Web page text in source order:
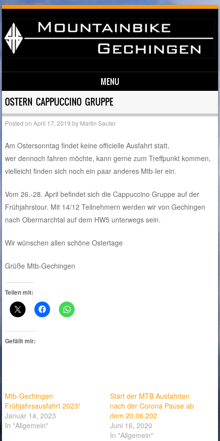
MENU
Skip to content
OSTERN CAPPUCCINO GRUPPE
Posted onApril 17, 2019 by Martin Sauter
Am Ostersonntag findet keine officielle Ausfahrt statt,
wer dennoch fahren möchte, kann gerne zum Treffpunkt kommen,
vielleicht finden sich noch ein paar anderes Mtb-ler ein.
Vom 26.-28. April befindet sich die Cappuccino Gruppe auf der
Frühjahrstour. Mit 14/12 Teilnehmern werden wir von Gechingen
nach Obermarchtal auf dem HW5 unterwegs sein.
Wir wünschen allen schöne Ostertage
Grüße Mtb-Gechingen
Teilen mit:
Gefällt mir:
Mtb-Gechingen
Frühjahrsausfahrt 2023!
Januar 14, 2023
In "Allgemein"
Start der MTB Ausfahrten
nach der Corona Pause ab
dem 20.06.202
Juni 16, 2020
In "Allgemein"